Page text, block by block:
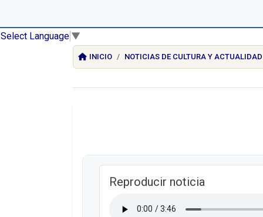
Select Language ▼
INICIO NOTICIAS DE CULTURA Y ACTUALIDAD
Reproducir noticia